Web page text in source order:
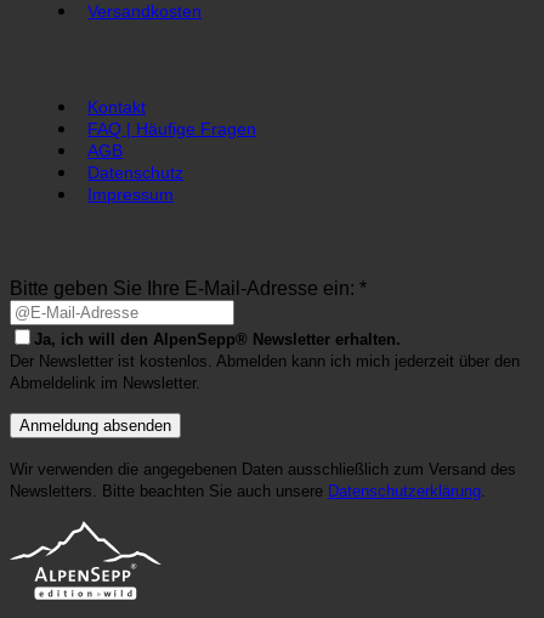
Versandkosten
Kontakt
FAQ | Häufige Fragen
AGB
Datenschutz
Impressum
Bitte geben Sie Ihre E-Mail-Adresse ein: *
Ja, ich will den AlpenSepp® Newsletter erhalten.
Der Newsletter ist kostenlos. Abmelden kann ich mich jederzeit über den
Abmeldelink im Newsletter.
Wir verwenden die angegebenen Daten ausschließlich zum Versand des
Newsletters. Bitte beachten Sie auch unsere Datenschutzerklärung.